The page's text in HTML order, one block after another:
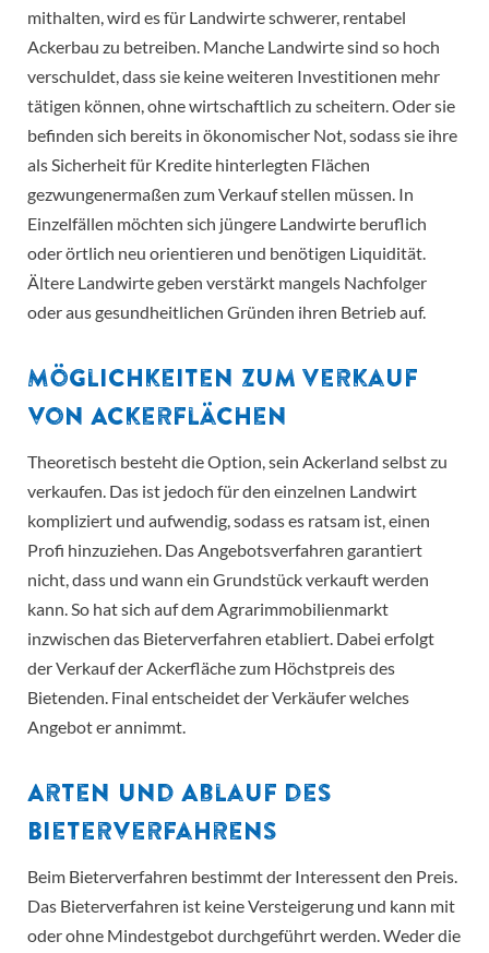
mithalten, wird es für Landwirte schwerer, rentabel
Ackerbau zu betreiben. Manche Landwirte sind so hoch
verschuldet, dass sie keine weiteren Investitionen mehr
tätigen können, ohne wirtschaftlich zu scheitern. Oder sie
befinden sich bereits in ökonomischer Not, sodass sie ihre
als Sicherheit für Kredite hinterlegten Flächen
gezwungenermaßen zum Verkauf stellen müssen. In
Einzelfällen möchten sich jüngere Landwirte beruflich
oder örtlich neu orientieren und benötigen Liquidität.
Ältere Landwirte geben verstärkt mangels Nachfolger
oder aus gesundheitlichen Gründen ihren Betrieb auf.
Möglichkeiten zum Verkauf
von Ackerflächen
Theoretisch besteht die Option, sein Ackerland selbst zu
verkaufen. Das ist jedoch für den einzelnen Landwirt
kompliziert und aufwendig, sodass es ratsam ist, einen
Profi hinzuziehen. Das Angebotsverfahren garantiert
nicht, dass und wann ein Grundstück verkauft werden
kann. So hat sich auf dem Agrarimmobilienmarkt
inzwischen das Bieterverfahren etabliert. Dabei erfolgt
der Verkauf der Ackerfläche zum Höchstpreis des
Bietenden. Final entscheidet der Verkäufer welches
Angebot er annimmt.
Arten und Ablauf des
Bieterverfahrens
Beim Bieterverfahren bestimmt der Interessent den Preis.
Das Bieterverfahren ist keine Versteigerung und kann mit
oder ohne Mindestgebot durchgeführt werden. Weder die